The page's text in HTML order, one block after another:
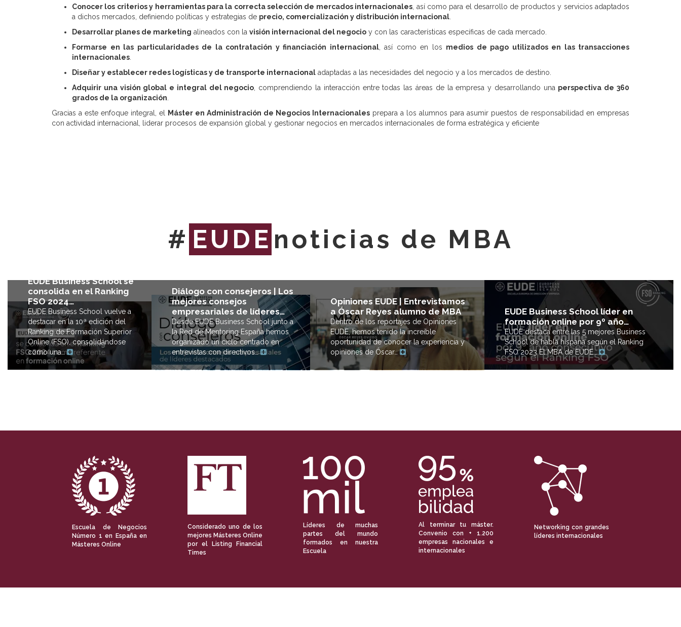
Conocer los criterios y herramientas para la correcta selección de mercados internacionales , así como para el desarrollo de productos y servicios adaptados
a dichos mercados, definiendo políticas y estrategias de precio, comercialización y distribución internacional
Desarrollar planes de marketing alineados con la visión internacional del negocio y con las características específicas de cada mercado.
Formarse en las particularidades de la contratación y financiación internacional, así como en los medios de pago utilizados en las transacciones
internacionales
Diseñar y establecer redes logísticas y de transporte internacional adaptadas a las necesidades del negocio y a los mercados de destino.
Adquirir una visión global e integral del negocio , comprendiendo la interacción entre todas las áreas de la empresa y desarrollando una perspectiva de 360
grados de la organización
Gracias a este enfoque integral, el
Máster en Administración de Negocios Internacionales prepara a los alumnos para asumir puestos de responsabilidad en empresas
con actividad internacional, liderar procesos de expansión global y gestionar negocios en mercados internacionales de forma estratégica y eficiente
# EUDE noticias de MBA
EUDE Business School se
consolida en el Ranking
FSO 2024…
EUDE Business School vuelve a
destacar en la 10ª edición del
Ranking de Formación Superior
Online (FSO), consolidándose
como una…
Diálogo con consejeros | Los
mejores consejos
empresariales de líderes…
Desde EUDE Business School junto a
la Red de Mentoring España hemos
organizado un ciclo centrado en
entrevistas con directivos…
Opiniones EUDE | Entrevistamos
a Óscar Reyes alumno de MBA
Dentro de los reportajes de Opiniones
EUDE, hemos tenido la increíble
oportunidad de conocer la experiencia y
opiniones de Óscar…
EUDE Business School líder en
formación online por 9º año…
EUDE destaca entre las 5 mejores Business
School de habla hispana según el Ranking
FSO 2023 El MBA de EUDE…
Escuela de Negocios
Número 1 en España en
Másteres Online
Considerado uno de los
mejores Másteres Online
por el Listing Financial
Times
Líderes de muchas
partes del mundo
formados en nuestra
Escuela
Al terminar tu máster.
Convenio con + 1.200
empresas nacionales e
internacionales
Networking con grandes
líderes internacionales